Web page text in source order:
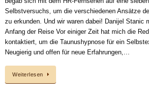
Selbstversuchs, um die verschiedenen Ansätze
zu erkunden. Und wir waren dabei! Danijel Stanic
Anfang der Reise Vor einiger Zeit hat mich die
kontaktiert, um die Taunushypnose für ein
Neugierig und offen für neue Erfahrungen,…
Weiterlesen